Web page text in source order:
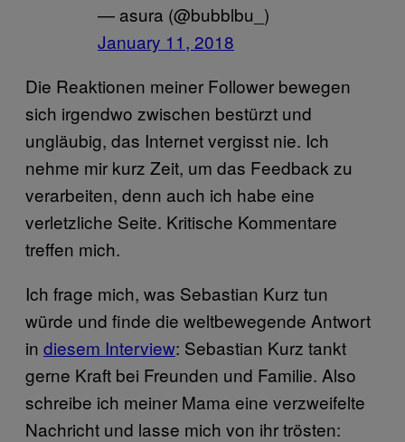
— asura (@bubblbu_)
January 11, 2018
Die Reaktionen meiner Follower bewegen
sich irgendwo zwischen bestürzt und
ungläubig, das Internet vergisst nie. Ich
nehme mir kurz Zeit, um das Feedback zu
verarbeiten, denn auch ich habe eine
verletzliche Seite. Kritische Kommentare
treffen mich.
Ich frage mich, was Sebastian Kurz tun
würde und finde die weltbewegende Antwort
in diesem Interview: Sebastian Kurz tankt
gerne Kraft bei Freunden und Familie. Also
schreibe ich meiner Mama eine verzweifelte
Nachricht und lasse mich von ihr trösten: